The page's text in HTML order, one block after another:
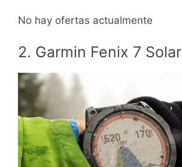
No hay ofertas actualmente
2. Garmin Fenix 7 Solar